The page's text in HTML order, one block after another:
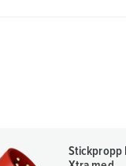
Stickpropp